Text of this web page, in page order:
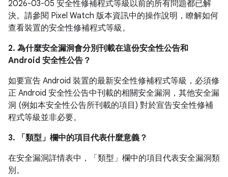
2026-03-05 安全性修補程式等級以前的所有問題都已解
決。請參閱 Pixel Watch 版本資訊中的操作說明，瞭解如何
查看裝置的安全性修補程式等級。
2. 為什麼安全漏洞會分別刊載在這份安全性公告和
Android 安全性公告？
如要宣告 Android 裝置的最新安全性修補程式等級，必須修
正 Android 安全性公告中刊載的相關安全漏洞，其他安全漏
洞 (例如本安全性公告所刊載的項目) 對於宣告安全性修補
程式等級並非必要。
3. 「類型」 欄中的項目代表什麼意義？
在安全漏洞詳情表中，「類型」 欄中的項目代表安全漏洞類
別。